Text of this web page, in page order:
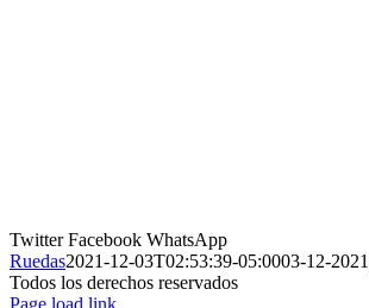
TwitterFacebook WhatsApp
Ruedas2021-12-03T02:53:39-05:0003-12-2021
Todos los derechos reservados